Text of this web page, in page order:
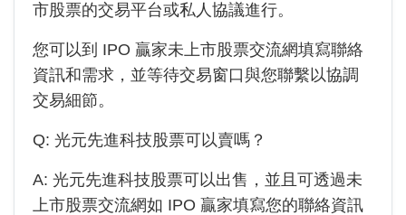
市股票的交易平台或私人協議進行。
您可以到 IPO 贏家未上市股票交流網填寫聯絡
資訊和需求，並等待交易窗口與您聯繫以協調
交易細節。
Q: 光元先進科技股票可以賣嗎？
A: 光元先進科技股票可以出售，並且可透過未
上市股票交流網如 IPO 贏家填寫您的聯絡資訊